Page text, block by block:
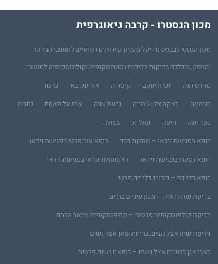
מכון הגסטרו - קרבה גיאוגרפית
מכון הגסטרו בבסט מדיקל מעניק שירותים רפואיים לתושבי המרכז
והצפון, ובכללם בדיקות בדיקות גסטרוסקופיה וקולונוסקופיה לתושבי:
פרדס חנה
זכרון יעקב קיסריה אור עקיבא
כרכור
בנימינה
באקה אל-ע'רביה גבעת עדה אום אל פאחם
נתניה
כפר יונה
חיפה עתלית
עפולה
רופא בפגישת וידאו – מחלות כבד
רופא עור פרטי בפגישת וידאו
רופא גסטרו בפגישת וידאו
ראומטולוג פרטי בפגישת וידאו
רופא כלי דם – כירורג כלי דם פרטי
בדיקת שדה ראיה – מכון עיניים בת ים
בדיקת קולפוסקופיה פרטית – קולפוסקופיה צוואר הרחם
דליפת שתן אצל נשים, בריחת שתן אצל נשים
כאבי אגן כרוניים אצל נשים – רופאת נשים פרטית